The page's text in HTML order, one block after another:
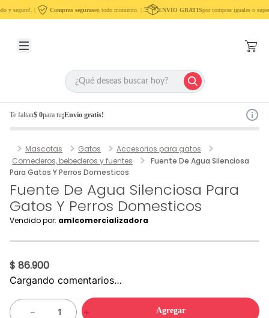
y seguro!. | Compras segurasen todo momento. | ENVIO GRATISpor compras iguales o
Te faltan$ 0para tu¡Envío gratis!
Mascotas Gatos
Accesorios para gatos
Comederos, bebederos y fuentes
Fuente De Agua Silenciosa
Para Gatos Y Perros Domesticos
Fuente De Agua Silenciosa Para
Gatos Y Perros Domesticos
Vendido por: amlcomercializadora
$ 86.900
Cargando comentarios…
＋
－ Agregar